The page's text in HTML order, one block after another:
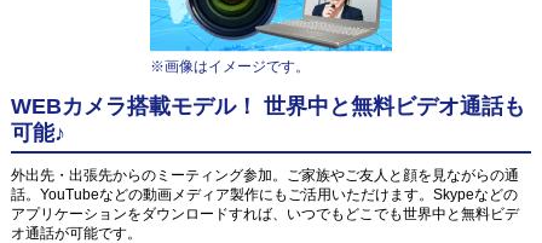
※画像はイメージです。
WEBカメラ搭載モデル！ 世界中と無料ビデオ通話も
可能♪
外出先・出張先からのミーティング参加。ご家族やご友人と顔を見ながらの通
話。YouTubeなどの動画メディア製作にもご活用いただけます。Skypeなどの
アプリケーションをダウンロードすれば、いつでもどこでも世界中と無料ビデ
オ通話が可能です。